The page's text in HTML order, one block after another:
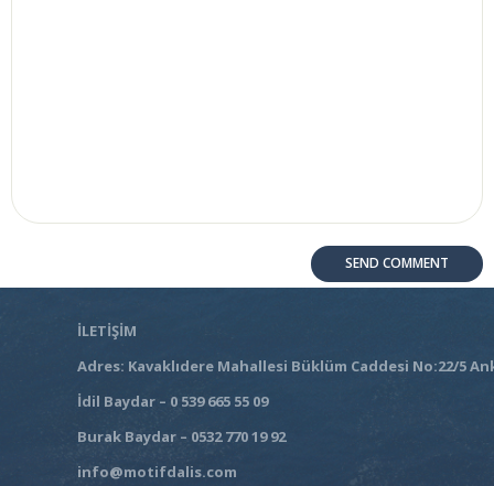
İLETİŞİM
Adres: Kavaklıdere Mahallesi Büklüm Caddesi No:22/5
İdil Baydar – 0 539 665 55 09
Burak Baydar – 0532 770 19 92
info@motifdalis.com